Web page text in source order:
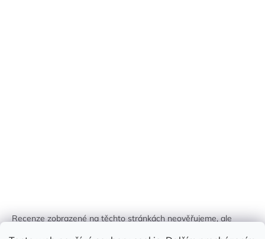
Recenze zobrazené na těchto stránkách neověřujeme, ale